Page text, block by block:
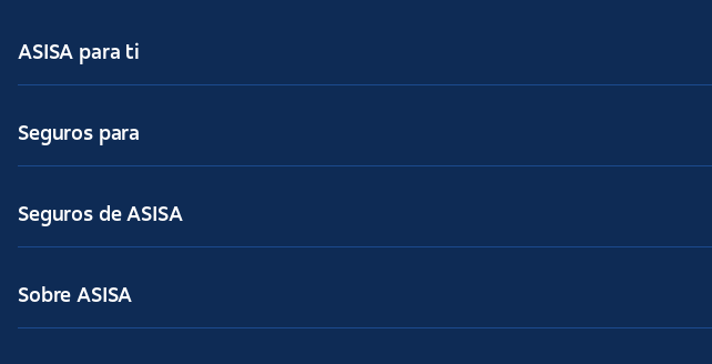
ASISA para ti
Seguros para
Seguros de ASISA
Sobre ASISA